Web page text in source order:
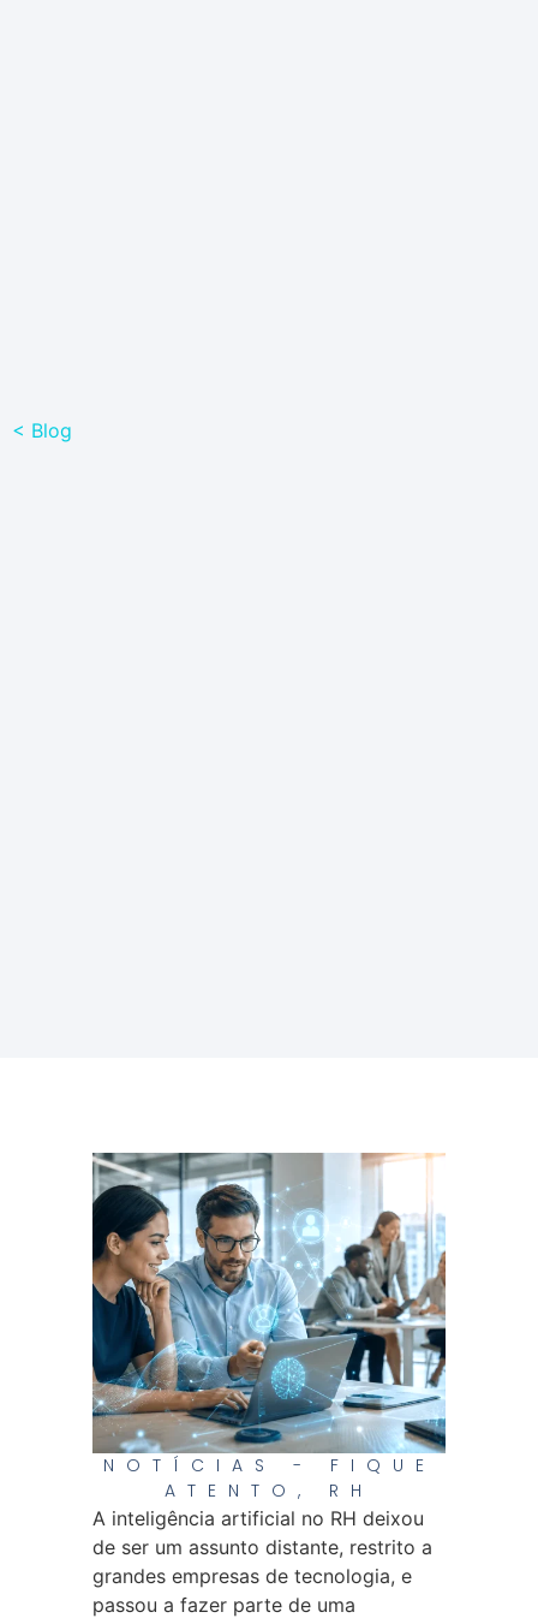
< Blog
NOTÍCIAS - FIQUE
ATENTO , RH
A inteligência artificial no RH deixou
de ser um assunto distante, restrito a
grandes empresas de tecnologia, e
passou a fazer parte de uma